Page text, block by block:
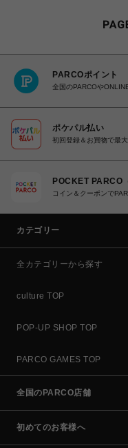
PARCOポイント
全国のPARCOや
ポケパル払い
初回登録＆お買物で最
POCKET PARCO
コイン＆クーポンで
カテゴリー
全カテゴリーから探す
culture TOP
POP-UP SHOP TOP
PARCO GAMES TOP
全国のPARCO店舗
初めてのお客様へ